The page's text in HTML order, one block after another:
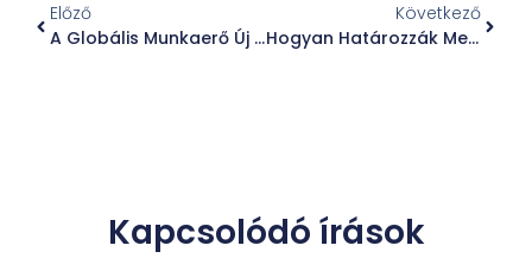
Előző
A Globális Munkaerő Új Perspektívái
Következő
Hogyan Határozzák Meg a Csapatszerepek a Sikeres Működést?
Kapcsolódó írások